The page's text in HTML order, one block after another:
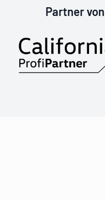
Partner von